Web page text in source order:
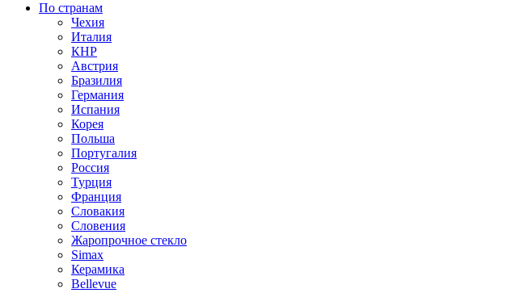
По странам
Чехия
Италия
КНР
Австрия
Бразилия
Германия
Испания
Корея
Польша
Португалия
Россия
Турция
Франция
Словакия
Словения
Жаропрочное стекло
Simax
Керамика
Bellevue